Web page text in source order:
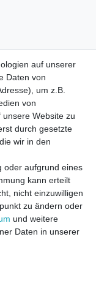
/ 4928-910
auf unserer
Daten von
um z.B.
von
Website zu
durch gesetzte
wir in den
oder aufgrund eines
kann erteilt
nicht einzuwilligen
zu ändern oder
und weitere
Daten in unserer